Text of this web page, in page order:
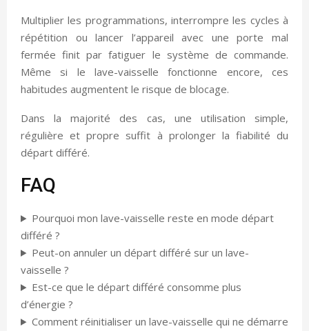
Multiplier les programmations, interrompre les cycles à
répétition ou lancer l’appareil avec une porte mal
fermée finit par fatiguer le système de commande.
Même si le lave-vaisselle fonctionne encore, ces
habitudes augmentent le risque de blocage.
Dans la majorité des cas, une utilisation simple,
régulière et propre suffit à prolonger la fiabilité du
départ différé.
FAQ
Pourquoi mon lave-vaisselle reste en mode départ
différé ?
Peut-on annuler un départ différé sur un lave-
vaisselle ?
Est-ce que le départ différé consomme plus
d’énergie ?
Comment réinitialiser un lave-vaisselle qui ne démarre